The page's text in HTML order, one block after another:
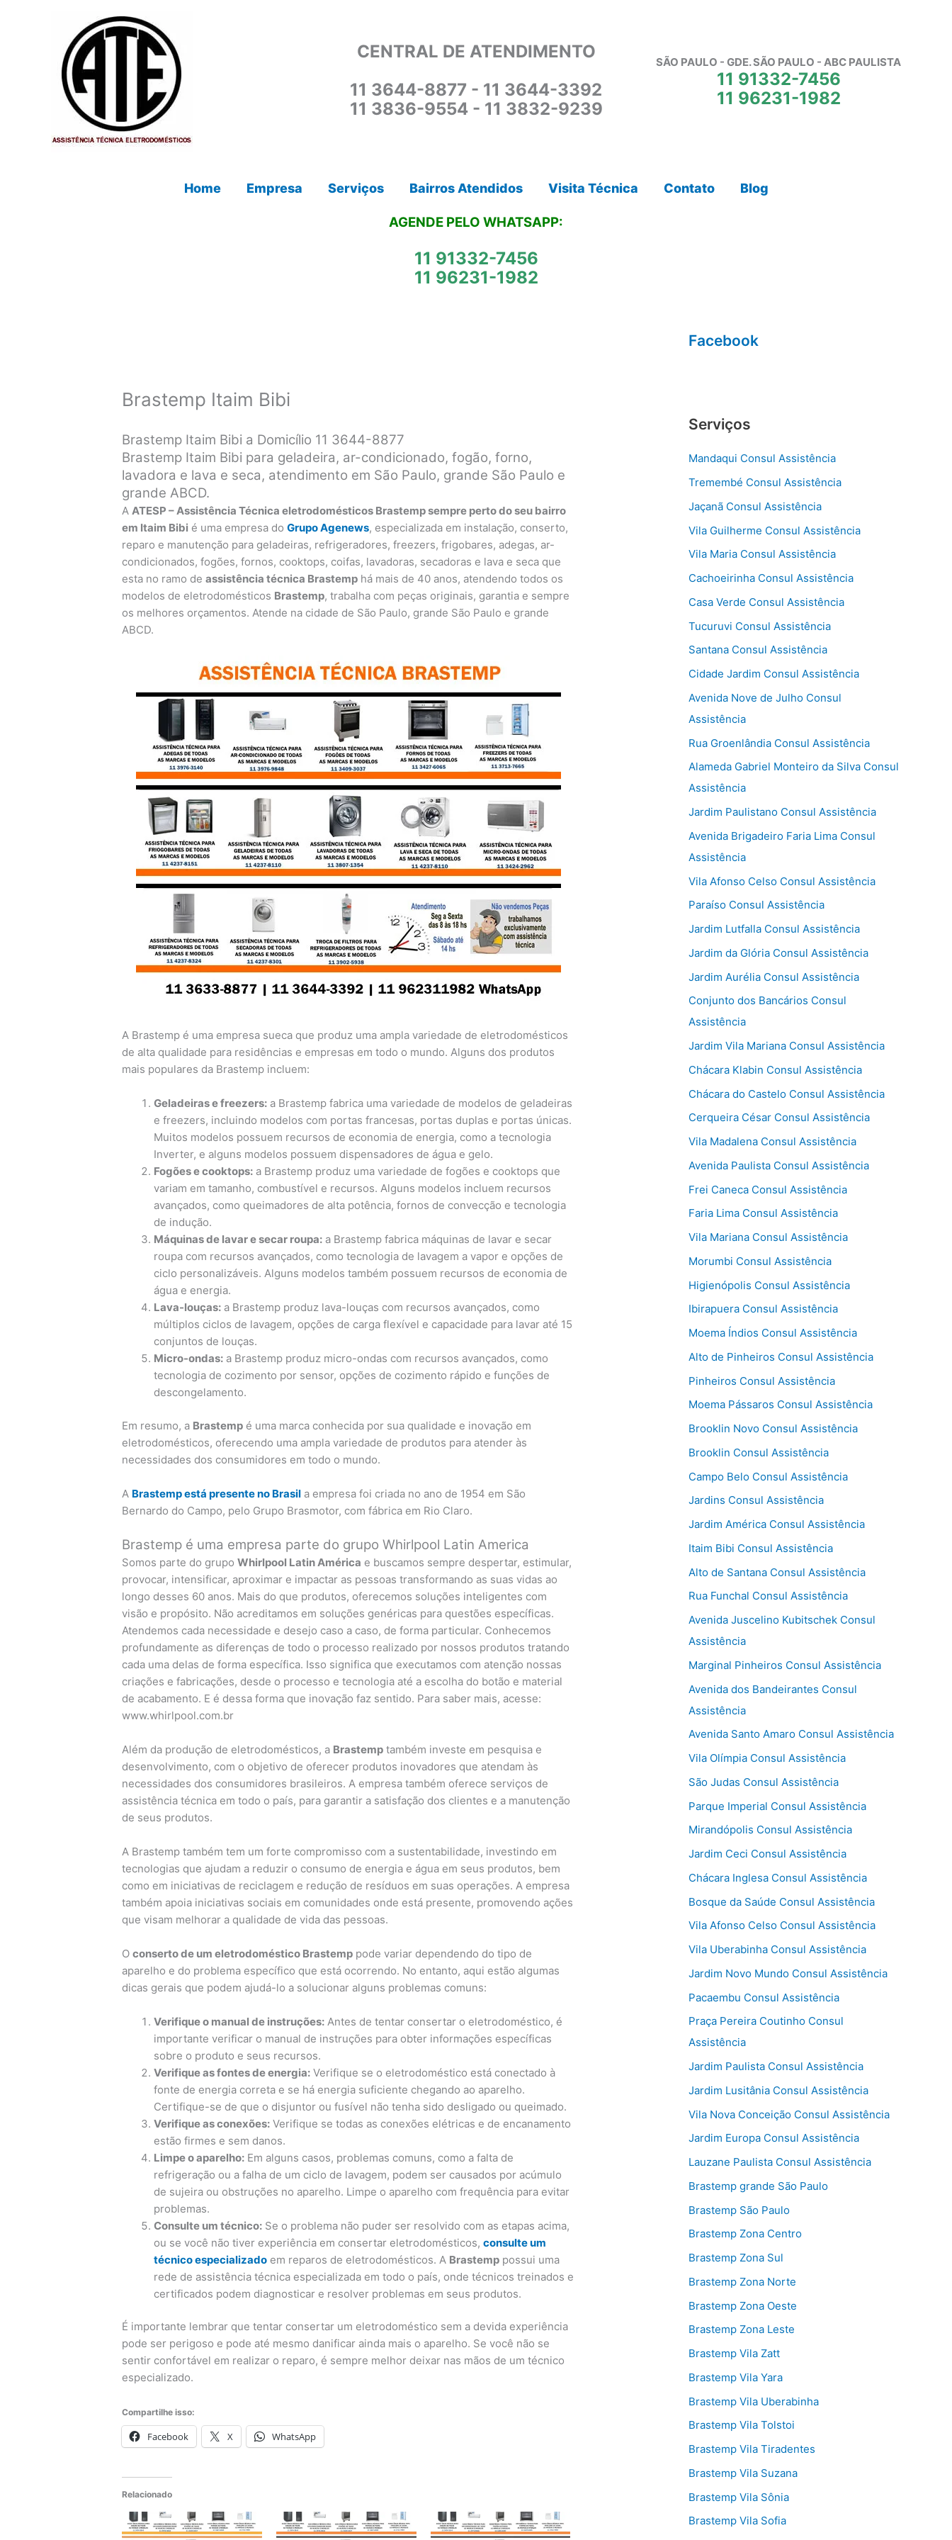
CENTRAL DE ATENDIMENTO
11 3644-8877 - 11 3644-3392
11 3836-9554 - 11 3832-9239
SÃO PAULO - GDE. SÃO PAULO - ABC PAULISTA
11 91332-7456
11 96231-1982
Home Empresa Serviços Bairros Atendidos Visita Técnica Contato Blog
AGENDE PELO WHATSAPP:
11 91332-7456
11 96231-1982
Brastemp Itaim Bibi
Brastemp Itaim Bibi a Domicílio 11 3644-8877
Brastemp Itaim Bibi para geladeira, ar-condicionado, fogão, forno,
lavadora e lava e seca, atendimento em São Paulo, grande São Paulo e
grande ABCD.
AATESP – Assistência Técnica eletrodomésticos Brastemp sempre perto do seu bairro
em Itaim Bibi é uma empresa doGrupo Agenews, especializada em instalação, conserto,
reparo e manutenção para geladeiras, refrigeradores, freezers, frigobares, adegas, ar-
condicionados, fogões, fornos, cooktops, coifas, lavadoras, secadoras e lava e seca que
esta no ramo deassistência técnica Brastemp há mais de 40 anos, atendendo todos os
modelos de eletrodomésticos Brastemp, trabalha com peças originais, garantia e sempre
os melhores orçamentos. Atende na cidade de São Paulo, grande São Paulo e grande
ABCD.
A Brastemp é uma empresa sueca que produz uma ampla variedade de eletrodomésticos
de alta qualidade para residências e empresas em todo o mundo. Alguns dos produtos
mais populares da Brastemp incluem:
Geladeiras e freezers: a Brastemp fabrica uma variedade de modelos de geladeiras
e freezers, incluindo modelos com portas francesas, portas duplas e portas únicas.
Muitos modelos possuem recursos de economia de energia, como a tecnologia
Inverter, e alguns modelos possuem dispensadores de água e gelo.
Fogões e cooktops: a Brastemp produz uma variedade de fogões e cooktops que
variam em tamanho, combustível e recursos. Alguns modelos incluem recursos
avançados, como queimadores de alta potência, fornos de convecção e tecnologia
de indução.
Máquinas de lavar e secar roupa: a Brastemp fabrica máquinas de lavar e secar
roupa com recursos avançados, como tecnologia de lavagem a vapor e opções de
ciclo personalizáveis. Alguns modelos também possuem recursos de economia de
água e energia.
Lava-louças: a Brastemp produz lava-louças com recursos avançados, como
múltiplos ciclos de lavagem, opções de carga flexível e capacidade para lavar até 15
conjuntos de louças.
Micro-ondas: a Brastemp produz micro-ondas com recursos avançados, como
tecnologia de cozimento por sensor, opções de cozimento rápido e funções de
descongelamento.
Em resumo, a Brastemp é uma marca conhecida por sua qualidade e inovação em
eletrodomésticos, oferecendo uma ampla variedade de produtos para atender às
necessidades dos consumidores em todo o mundo.
A Brastemp está presente no Brasil a empresa foi criada no ano de 1954 em São
Bernardo do Campo, pelo Grupo Brasmotor, com fábrica em Rio Claro.
Brastemp é uma empresa parte do grupo Whirlpool Latin America
Somos parte do grupoWhirlpool Latin América e buscamos sempre despertar, estimular,
provocar, intensificar, aproximar e impactar as pessoas transformando as suas vidas ao
longo desses 60 anos. Mais do que produtos, oferecemos soluções inteligentes com
visão e propósito. Não acreditamos em soluções genéricas para questões específicas.
Atendemos cada necessidade e desejo caso a caso, de forma particular. Conhecemos
profundamente as diferenças de todo o processo realizado por nossos produtos tratando
cada uma delas de forma específica. Isso significa que executamos com atenção nossas
criações e fabricações, desde o processo e tecnologia até a escolha do botão e material
de acabamento. E é dessa forma que inovação faz sentido. Para saber mais, acesse:
www.whirlpool.com.br
Além da produção de eletrodomésticos, a Brastemp também investe em pesquisa e
desenvolvimento, com o objetivo de oferecer produtos inovadores que atendam às
necessidades dos consumidores brasileiros. A empresa também oferece serviços de
assistência técnica em todo o país, para garantir a satisfação dos clientes e a manutenção
de seus produtos.
A Brastemp também tem um forte compromisso com a sustentabilidade, investindo em
tecnologias que ajudam a reduzir o consumo de energia e água em seus produtos, bem
como em iniciativas de reciclagem e redução de resíduos em suas operações. A empresa
também apoia iniciativas sociais em comunidades onde está presente, promovendo ações
que visam melhorar a qualidade de vida das pessoas.
Oconserto de um eletrodoméstico Brastemp pode variar dependendo do tipo de
aparelho e do problema específico que está ocorrendo. No entanto, aqui estão algumas
dicas gerais que podem ajudá-lo a solucionar alguns problemas comuns:
Verifique o manual de instruções: Antes de tentar consertar o eletrodoméstico, é
importante verificar o manual de instruções para obter informações específicas
sobre o produto e seus recursos.
Verifique as fontes de energia: Verifique se o eletrodoméstico está conectado à
fonte de energia correta e se há energia suficiente chegando ao aparelho.
Certifique-se de que o disjuntor ou fusível não tenha sido desligado ou queimado.
Verifique as conexões: Verifique se todas as conexões elétricas e de encanamento
estão firmes e sem danos.
Limpe o aparelho: Em alguns casos, problemas comuns, como a falta de
refrigeração ou a falha de um ciclo de lavagem, podem ser causados ​​por acúmulo
de sujeira ou obstruções no aparelho. Limpe o aparelho com frequência para evitar
problemas.
Consulte um técnico: Se o problema não puder ser resolvido com as etapas acima,
ou se você não tiver experiência em consertar eletrodomésticos,consulte um
técnico especializado em reparos de eletrodomésticos. A Brastemp possui uma
rede de assistência técnica especializada em todo o país, onde técnicos treinados e
certificados podem diagnosticar e resolver problemas em seus produtos.
É importante lembrar que tentar consertar um eletrodoméstico sem a devida experiência
pode ser perigoso e pode até mesmo danificar ainda mais o aparelho. Se você não se
sentir confortável em realizar o reparo, é sempre melhor deixar nas mãos de um técnico
especializado.
Compartilhe isso:
Facebook X WhatsApp
Relacionado
Facebook
Serviços
Mandaqui Consul Assistência
Tremembé Consul Assistência
Jaçanã Consul Assistência
Vila Guilherme Consul Assistência
Vila Maria Consul Assistência
Cachoeirinha Consul Assistência
Casa Verde Consul Assistência
Tucuruvi Consul Assistência
Santana Consul Assistência
Cidade Jardim Consul Assistência
Avenida Nove de Julho Consul
Assistência
Rua Groenlândia Consul Assistência
Alameda Gabriel Monteiro da Silva Consul
Assistência
Jardim Paulistano Consul Assistência
Avenida Brigadeiro Faria Lima Consul
Assistência
Vila Afonso Celso Consul Assistência
Paraíso Consul Assistência
Jardim Lutfalla Consul Assistência
Jardim da Glória Consul Assistência
Jardim Aurélia Consul Assistência
Conjunto dos Bancários Consul
Assistência
Jardim Vila Mariana Consul Assistência
Chácara Klabin Consul Assistência
Chácara do Castelo Consul Assistência
Cerqueira César Consul Assistência
Vila Madalena Consul Assistência
Avenida Paulista Consul Assistência
Frei Caneca Consul Assistência
Faria Lima Consul Assistência
Vila Mariana Consul Assistência
Morumbi Consul Assistência
Higienópolis Consul Assistência
Ibirapuera Consul Assistência
Moema Índios Consul Assistência
Alto de Pinheiros Consul Assistência
Pinheiros Consul Assistência
Moema Pássaros Consul Assistência
Brooklin Novo Consul Assistência
Brooklin Consul Assistência
Campo Belo Consul Assistência
Jardins Consul Assistência
Jardim América Consul Assistência
Itaim Bibi Consul Assistência
Alto de Santana Consul Assistência
Rua Funchal Consul Assistência
Avenida Juscelino Kubitschek Consul
Assistência
Marginal Pinheiros Consul Assistência
Avenida dos Bandeirantes Consul
Assistência
Avenida Santo Amaro Consul Assistência
Vila Olímpia Consul Assistência
São Judas Consul Assistência
Parque Imperial Consul Assistência
Mirandópolis Consul Assistência
Jardim Ceci Consul Assistência
Chácara Inglesa Consul Assistência
Bosque da Saúde Consul Assistência
Vila Afonso Celso Consul Assistência
Vila Uberabinha Consul Assistência
Jardim Novo Mundo Consul Assistência
Pacaembu Consul Assistência
Praça Pereira Coutinho Consul
Assistência
Jardim Paulista Consul Assistência
Jardim Lusitânia Consul Assistência
Vila Nova Conceição Consul Assistência
Jardim Europa Consul Assistência
Lauzane Paulista Consul Assistência
Brastemp grande São Paulo
Brastemp São Paulo
Brastemp Zona Centro
Brastemp Zona Sul
Brastemp Zona Norte
Brastemp Zona Oeste
Brastemp Zona Leste
Brastemp Vila Zatt
Brastemp Vila Yara
Brastemp Vila Uberabinha
Brastemp Vila Tolstoi
Brastemp Vila Tiradentes
Brastemp Vila Suzana
Brastemp Vila Sônia
Brastemp Vila Sofia